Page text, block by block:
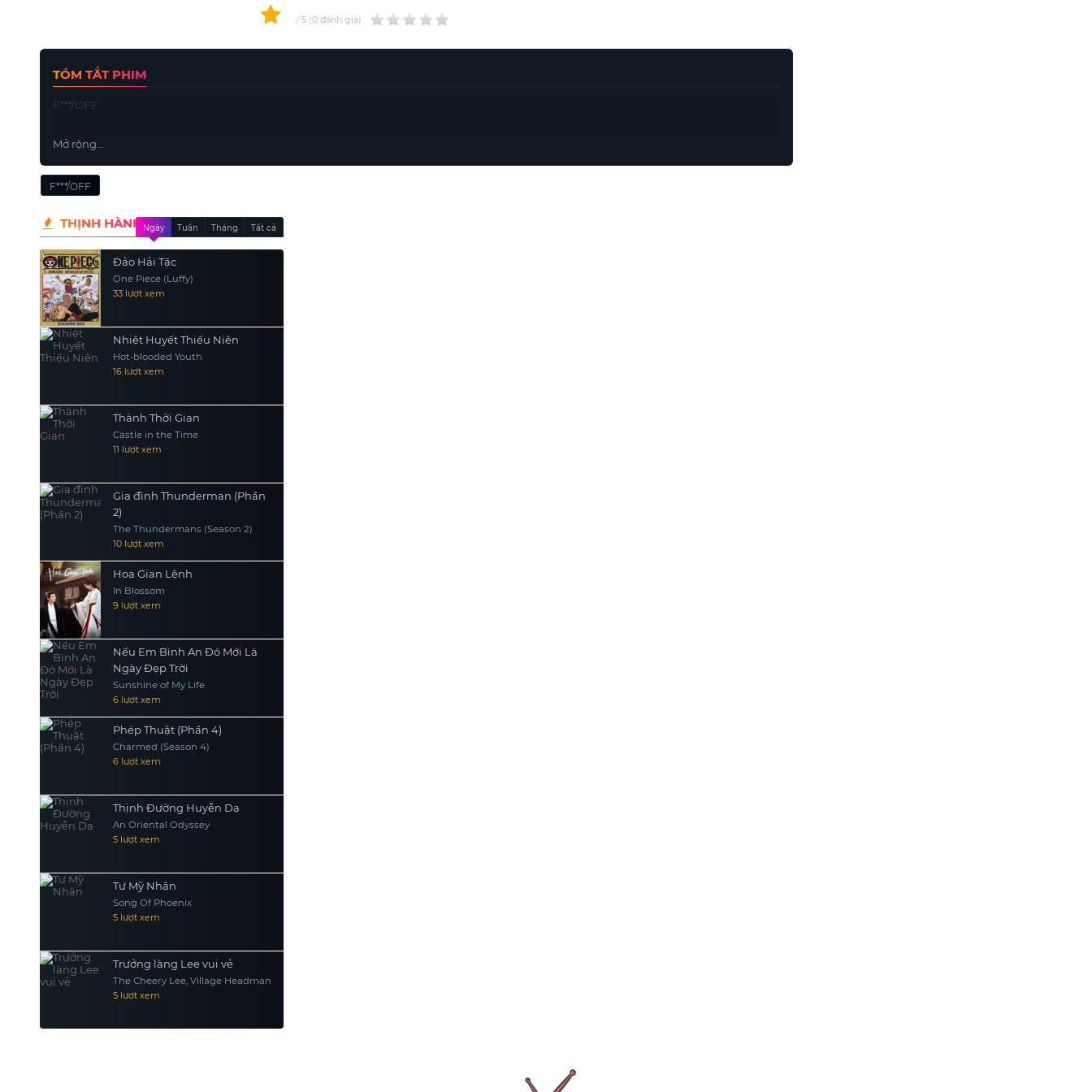
/ 5 0 đánh giá
TÓM TẮT PHIM
F***/OFF
Mở rộng...
F***/OFF
THỊNH HÀNH Ngày Tuần Tháng Tất cả
Đảo Hải Tặc
One Piece (Luffy)
33 lượt xem
Nhiệt Huyết Thiếu Niên
Hot-blooded Youth
16 lượt xem
Thành Thời Gian
Castle in the Time
11 lượt xem
Gia đình Thunderman (Phần
2)
The Thundermans (Season 2)
10 lượt xem
Hoa Gian Lệnh
In Blossom
9 lượt xem
Nếu Em Bình An Đó Mới Là
Ngày Đẹp Trời
Sunshine of My Life
6 lượt xem
Phép Thuật (Phần 4)
Charmed (Season 4)
6 lượt xem
Thịnh Đường Huyễn Dạ
An Oriental Odyssey
5 lượt xem
Tư Mỹ Nhân
Song Of Phoenix
5 lượt xem
Trưởng làng Lee vui vẻ
The Cheery Lee, Village Headman
5 lượt xem